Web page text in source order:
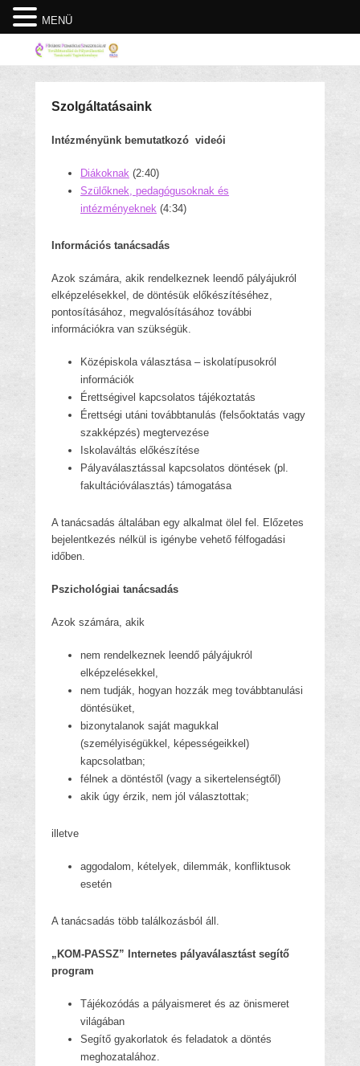
Szolgáltatásaink
Intézményünk bemutatkozó videói
Diákoknak (2:40)
Szülőknek, pedagógusoknak és
intézményeknek (4:34)
Információs tanácsadás
Azok számára, akik rendelkeznek leendő pályájukról
elképzelésekkel, de döntésük előkészítéséhez,
pontosításához, megvalósításához további
információkra van szükségük.
Középiskola választása – iskolatípusokról
információk
Érettségivel kapcsolatos tájékoztatás
Érettségi utáni továbbtanulás (felsőoktatás vagy
szakképzés) megtervezése
Iskolaváltás előkészítése
Pályaválasztással kapcsolatos döntések (pl.
fakultációválasztás) támogatása
A tanácsadás általában egy alkalmat ölel fel. Előzetes
bejelentkezés nélkül is igénybe vehető félfogadási
időben.
Pszichológiai tanácsadás
Azok számára, akik
nem rendelkeznek leendő pályájukról
elképzelésekkel,
nem tudják, hogyan hozzák meg továbbtanulási
döntésüket,
bizonytalanok saját magukkal
(személyiségükkel, képességeikkel)
kapcsolatban;
félnek a döntéstől (vagy a sikertelenségtől)
akik úgy érzik, nem jól választottak;
illetve
aggodalom, kételyek, dilemmák, konfliktusok
esetén
A tanácsadás több találkozásból áll.
„KOM-PASSZ” Internetes pályaválasztást segítő
program
Tájékozódás a pályaismeret és az önismeret
világában
Segítő gyakorlatok és feladatok a döntés
meghozatalához.
MENÜ